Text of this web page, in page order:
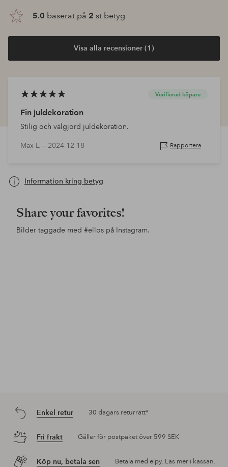
5.0 baserat på 2 st betyg
Visa alla recensioner (1)
Verifierad köpare
Fin juldekoration
Stilig och välgjord juldekoration.
Max E — 2024-12-18 Rapportera
Information kring betyg
Share your favorites!
Bilder taggade med #ellos på Instagram.
Enkel retur 30 dagars returrätt*
Fri frakt Gäller för postpaket över 599 SEK
Köp nu, betala sen Betala med elpy. Läs mer i kassan.